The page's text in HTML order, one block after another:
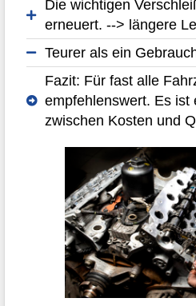
Die wichtigen
erneuert. --> längere
Teurer als ein
Fazit: Für fast alle
empfehlenswert. Es ist
zwischen Kosten und